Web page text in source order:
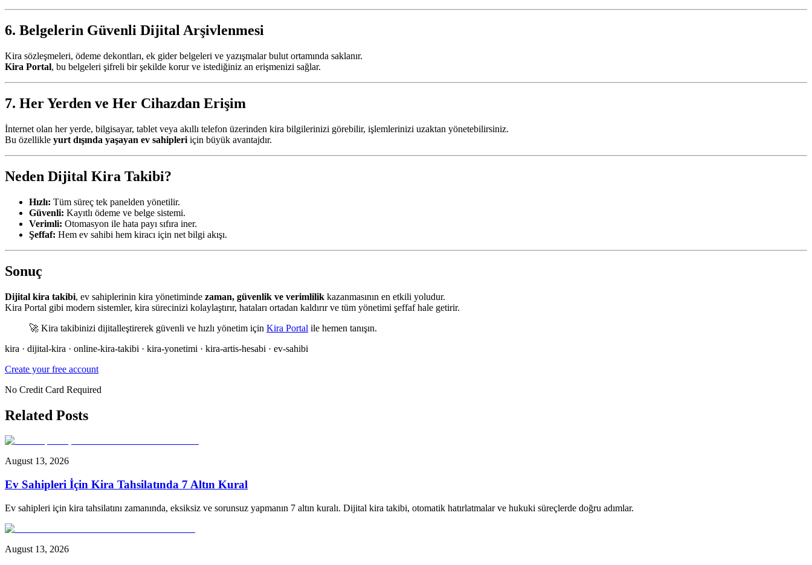
6. Belgelerin Güvenli Dijital Arşivlenmesi
Kira sözleşmeleri, ödeme dekontları, ek gider belgeleri ve yazışmalar bulut ortamında saklanır.
Kira Portal, bu belgeleri şifreli bir şekilde korur ve istediğiniz an erişmenizi sağlar.
7. Her Yerden ve Her Cihazdan Erişim
İnternet olan her yerde, bilgisayar, tablet veya akıllı telefon üzerinden kira bilgilerinizi görebilir, işlemlerinizi uzaktan yönetebilirsiniz.
Bu özellikle yurt dışında yaşayan ev sahipleri için büyük avantajdır.
Neden Dijital Kira Takibi?
Hızlı: Tüm süreç tek panelden yönetilir.
Güvenli: Kayıtlı ödeme ve belge sistemi.
Verimli: Otomasyon ile hata payı sıfıra iner.
Şeffaf: Hem ev sahibi hem kiracı için net bilgi akışı.
Sonuç
Dijital kira takibi, ev sahiplerinin kira yönetiminde zaman, güvenlik ve verimlilik kazanmasının en etkili yoludur.
Kira Portal gibi modern sistemler, kira sürecinizi kolaylaştırır, hataları ortadan kaldırır ve tüm yönetimi şeffaf hale getirir.
🚀 Kira takibinizi dijitalleştirerek güvenli ve hızlı yönetim için Kira Portal ile hemen tanışın.
kira · dijital-kira · online-kira-takibi · kira-yonetimi · kira-artis-hesabi · ev-sahibi
Create your free account
No Credit Card Required
Related Posts
August 13, 2026
Ev Sahipleri İçin Kira Tahsilatında 7 Altın Kural
Ev sahipleri için kira tahsilatını zamanında, eksiksiz ve sorunsuz yapmanın 7 altın kuralı. Dijital kira takibi, otomatik hatırlatmalar ve hukuki süreçlerde doğru adımlar.
August 13, 2026